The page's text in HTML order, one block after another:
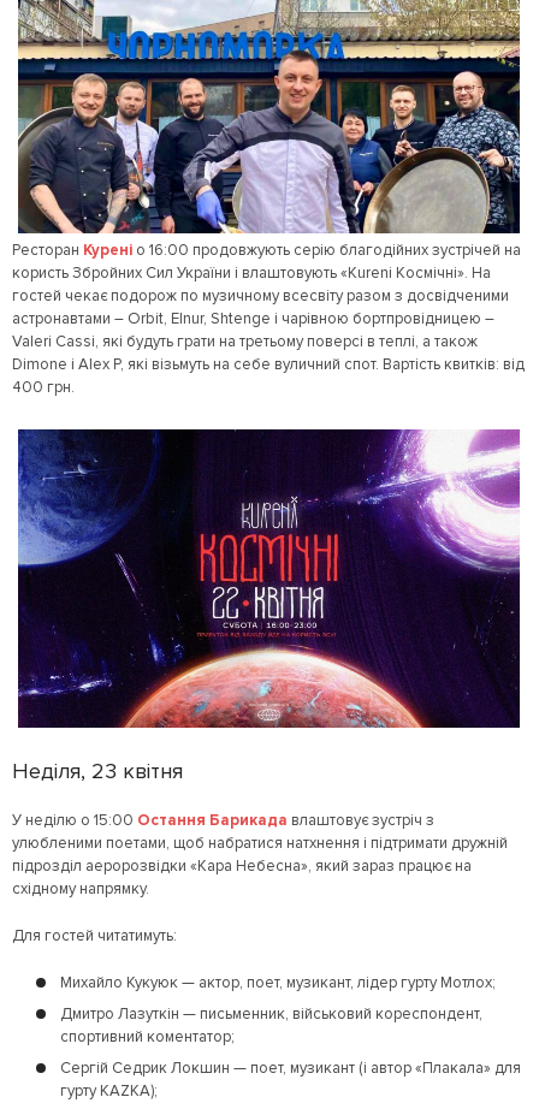
Ресторан Курені о 16:00 продовжують серію благодійних зустрічей на
користь Збройних Сил України і влаштовують «Kureni Космічні». На
гостей чекає подорож по музичному всесвіту разом з досвідченими
астронавтами – Orbit, Elnur, Shtenge і чарівною бортпровідницею –
Valeri Cassi, які будуть грати на третьому поверсі в теплі, а також
Dimone і Alex P, які візьмуть на себе вуличний спот. Вартість квитків: від
400 грн.
Неділя, 23 квітня
У неділю о 15:00 Остання Барикада влаштовує зустріч з
улюбленими поетами, щоб набратися натхнення і підтримати дружній
підрозділ аеророзвідки «Кара Небесна», який зараз працює на
східному напрямку.
Для гостей читатимуть:
Михайло Кукуюк — актор, поет, музикант, лідер гурту Мотлох;
Дмитро Лазуткін — письменник, військовий кореспондент,
спортивний коментатор;
Сергій Седрик Локшин — поет, музикант (і автор «Плакала» для
гурту KAZKA);